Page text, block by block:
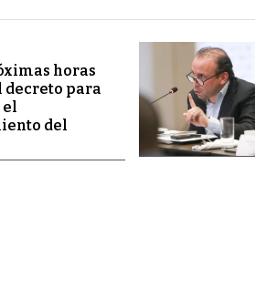
horas
para
el
del